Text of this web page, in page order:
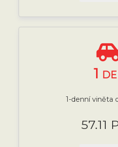
1
1-denní viněta
57.11